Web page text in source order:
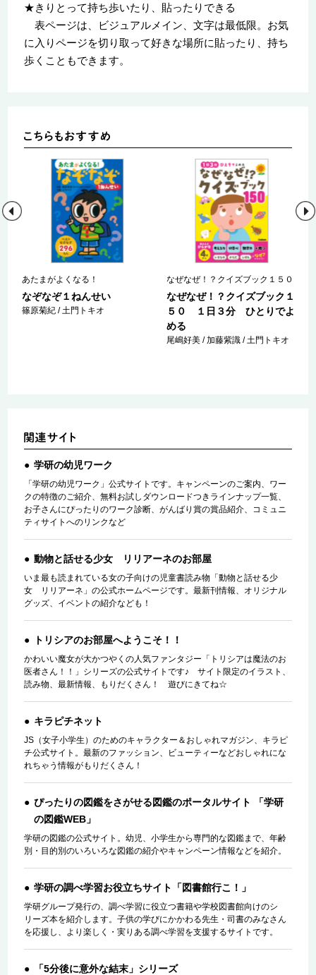
★きりとって持ち歩いたり、貼ったりできる
表ページは、ビジュアルメイン、文字は最低限。お気
に入りページを切り取って好きな場所に貼ったり、持ち
歩くこともできます。
あたまがよくなる！
なぞなぞ１ねんせい
篠原菊紀 / 土門トキオ
なぜなぜ！？クイズブック１５０
なぜなぜ！？クイズブック１
５０ １日３分 ひとりでよ
める
尾嶋好美 / 加藤紫識 / 土門トキオ
学研の幼児ワーク
「学研の幼児ワーク」公式サイトです。キャンペーンのご案内、ワー
クの特徴のご紹介、無料お試しダウンロードつきラインナップ一覧、
お子さんにぴったりのワーク診断、がんばり賞の賞品紹介、コミュニ
ティサイトへのリンクなど
動物と話せる少女 リリアーネのお部屋
いま最も読まれている女の子向けの児童書読み物「動物と話せる少
女 リリアーネ」の公式ホームページです。最新刊情報、オリジナル
グッズ、イベントの紹介なども！
トリシアのお部屋へようこそ！！
かわいい魔女が大かつやくの人気ファンタジー「トリシアは魔法のお
医者さん！！」シリーズの公式サイトです♪ サイト限定のイラスト、
読み物、最新情報、もりだくさん！ 遊びにきてね☆
キラピチネット
JS（女子小学生）のためのキャラクター＆おしゃれマガジン、キラピ
チ公式サイト。最新のファッション、ビューティーなどおしゃれにな
れちゃう情報がもりだくさん！
ぴったりの図鑑をさがせる図鑑のポータルサイト 「学研
の図鑑WEB」
学研の図鑑の公式サイト。幼児、小学生から専門的な図鑑まで、年齢
別・目的別のいろいろな図鑑の紹介やキャンペーン情報などを紹介。
学研の調べ学習お役立ちサイト「図書館行こ！」
学研グループ発行の、調べ学習に役立つ書籍や学校図書館向けのシ
リーズ本を紹介します。子供の学びにかかわる先生・司書のみなさん
を応援し、より楽しく・実りある調べ学習を支援するサイトです。
「5分後に意外な結末」シリーズ